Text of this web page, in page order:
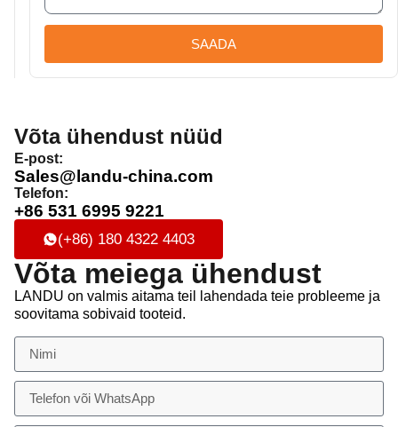
SAADA
Võta ühendust nüüd
E-post:
Sales@landu-china.com
Telefon:
+86 531 6995 9221
(+86) 180 4322 4403
Võta meiega ühendust
LANDU on valmis aitama teil lahendada teie probleeme ja
soovitama sobivaid tooteid.